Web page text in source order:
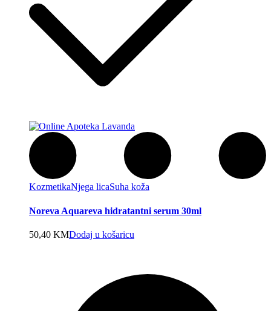
KozmetikaNjega licaSuha koža
Noreva Aquareva hidratantni serum 30ml
50,40 KMDodaj u košaricu